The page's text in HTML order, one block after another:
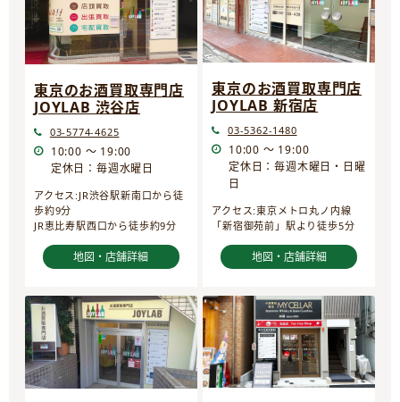
東京のお酒買取専門店
JOYLAB 渋谷店
03-5774-4625
10:00 ～ 19:00
定休日：毎週水曜日
アクセス:JR渋谷駅新南口から徒
歩約9分
JR恵比寿駅西口から徒歩約9分
地図・店舗詳細
東京のお酒買取専門店
JOYLAB 新宿店
03-5362-1480
10:00 ～ 19:00
定休日：毎週木曜日・日曜
日
アクセス:東京メトロ丸ノ内線
「新宿御苑前」駅より徒歩5分
地図・店舗詳細